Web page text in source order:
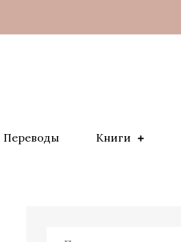
Переводы Книги